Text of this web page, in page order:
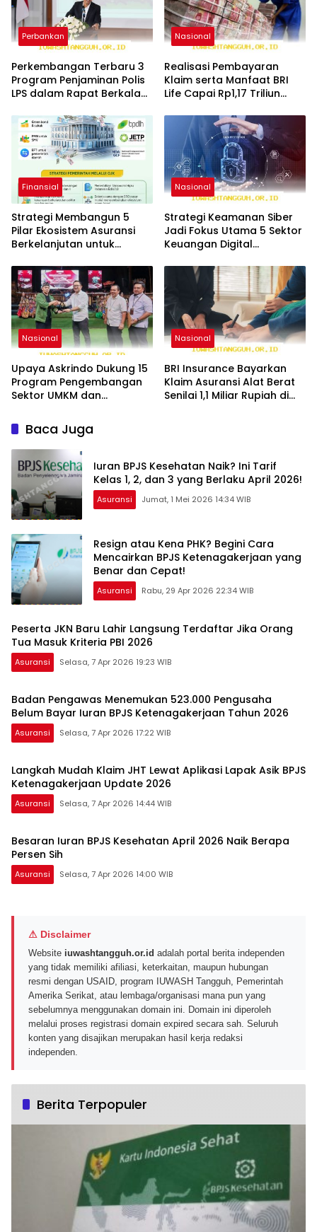
Perbankan
Perkembangan Terbaru 3
Program Penjaminan Polis
LPS dalam Rapat Berkala
Nasional
Realisasi Pembayaran
Klaim serta Manfaat BRI
Life Capai Rp1,17 Triliun
Finansial
Strategi Membangun 5
Pilar Ekosistem Asuransi
Berkelanjutan untuk
Nasional
Strategi Keamanan Siber
Jadi Fokus Utama 5 Sektor
Keuangan Digital
Nasional
Upaya Askrindo Dukung 15
Program Pengembangan
Sektor UMKM dan
Nasional
BRI Insurance Bayarkan
Klaim Asuransi Alat Berat
Senilai 1,1 Miliar Rupiah di
Baca Juga
Iuran BPJS Kesehatan Naik? Ini Tarif
Kelas 1, 2, dan 3 yang Berlaku April 2026!
Asuransi Jumat, 1 Mei 2026 14:34 WIB
Resign atau Kena PHK? Begini Cara
Mencairkan BPJS Ketenagakerjaan yang
Benar dan Cepat!
Asuransi Rabu, 29 Apr 2026 22:34 WIB
Peserta JKN Baru Lahir Langsung Terdaftar Jika Orang
Tua Masuk Kriteria PBI 2026
Asuransi Selasa, 7 Apr 2026 19:23 WIB
Badan Pengawas Menemukan 523.000 Pengusaha
Belum Bayar Iuran BPJS Ketenagakerjaan Tahun 2026
Asuransi Selasa, 7 Apr 2026 17:22 WIB
Langkah Mudah Klaim JHT Lewat Aplikasi Lapak Asik BPJS
Ketenagakerjaan Update 2026
Asuransi Selasa, 7 Apr 2026 14:44 WIB
Besaran Iuran BPJS Kesehatan April 2026 Naik Berapa
Persen Sih
Asuransi Selasa, 7 Apr 2026 14:00 WIB
⚠ Disclaimer
Website iuwashtangguh.or.id adalah portal berita independen
yang tidak memiliki afiliasi, keterkaitan, maupun hubungan
resmi dengan USAID, program IUWASH Tangguh, Pemerintah
Amerika Serikat, atau lembaga/organisasi mana pun yang
sebelumnya menggunakan domain ini. Domain ini diperoleh
melalui proses registrasi domain expired secara sah. Seluruh
konten yang disajikan merupakan hasil kerja redaksi
independen.
Berita Terpopuler